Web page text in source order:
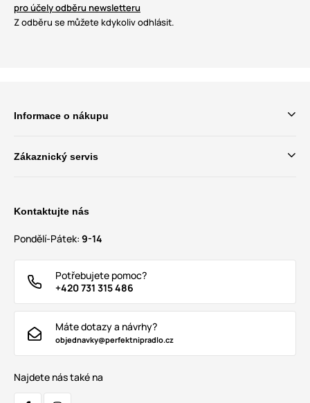
pro účely odběru newsletteru
Z odběru se můžete kdykoliv odhlásit.
Informace o nákupu
Zákaznický servis
Kontaktujte nás
Pondělí-Pátek: 9-14
Potřebujete pomoc?
+420 731 315 486
Máte dotazy a návrhy?
objednavky@perfektnipradlo.cz
Najdete nás také na